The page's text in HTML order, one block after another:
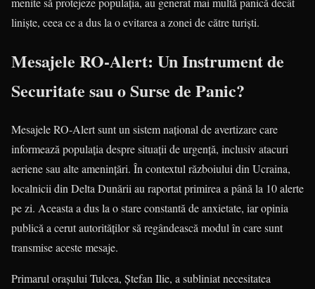
liniște, ceea ce a dus la o evitarea a zonei de către turiști.
Mesajele RO-Alert: Un Instrument de
Securitate sau o Surse de Panic?
Mesajele RO-Alert sunt un sistem național de avertizare care
informează populația despre situații de urgență, inclusiv atacuri
aeriene sau alte amenințări. În contextul războiului din Ucraina,
localnicii din Delta Dunării au raportat primirea a până la 10 alerte
pe zi. Aceasta a dus la o stare constantă de anxietate, iar opinia
publică a cerut autorităților să regândească modul în care sunt
transmise aceste mesaje.
Primarul orașului Tulcea, Ștefan Ilie, a subliniat necesitatea